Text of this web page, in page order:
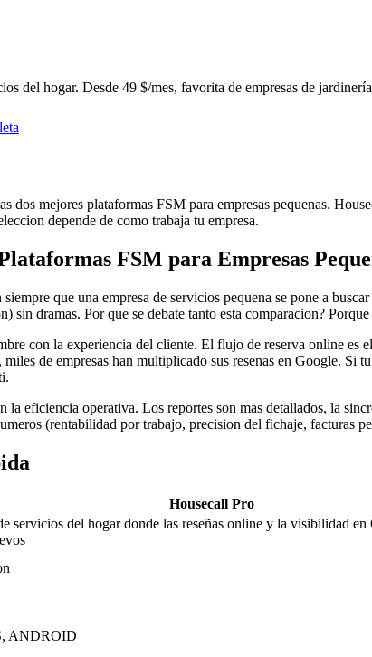
del hogar. Desde 49 $/mes, favorita de empresas de
dos mejores plataformas FSM para empresas pequenas.
depende de como trabaja tu empresa.
FSM para Empresas
que una empresa de servicios pequena se pone a
sin dramas. Por que se debate tanto esta comparacion?
con la experiencia del cliente. El flujo de reserva online
miles de empresas han multiplicado sus resenas en Google.
la eficiencia operativa. Los reportes son mas detallados, la
(rentabilidad por trabajo, precision del fichaje, facturas
Housecall Pro
servicios del hogar donde las reseñas online y la visibilidad en
ANDROID